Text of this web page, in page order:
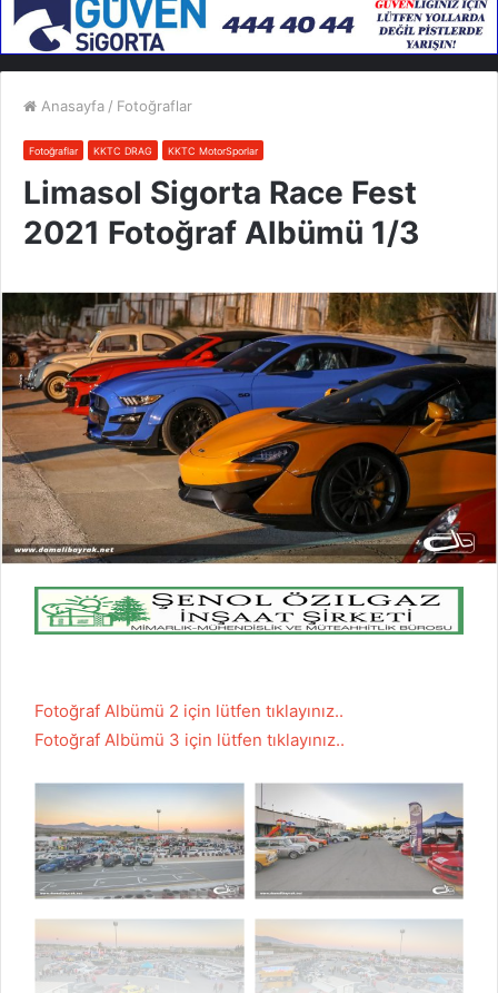
Anasayfa / Fotoğraflar
Fotoğraflar KKTC DRAG KKTC MotorSporlar
Limasol Sigorta Race Fest
2021 Fotoğraf Albümü 1/3
Fotoğraf Albümü 2 için lütfen tıklayınız..
Fotoğraf Albümü 3 için lütfen tıklayınız..